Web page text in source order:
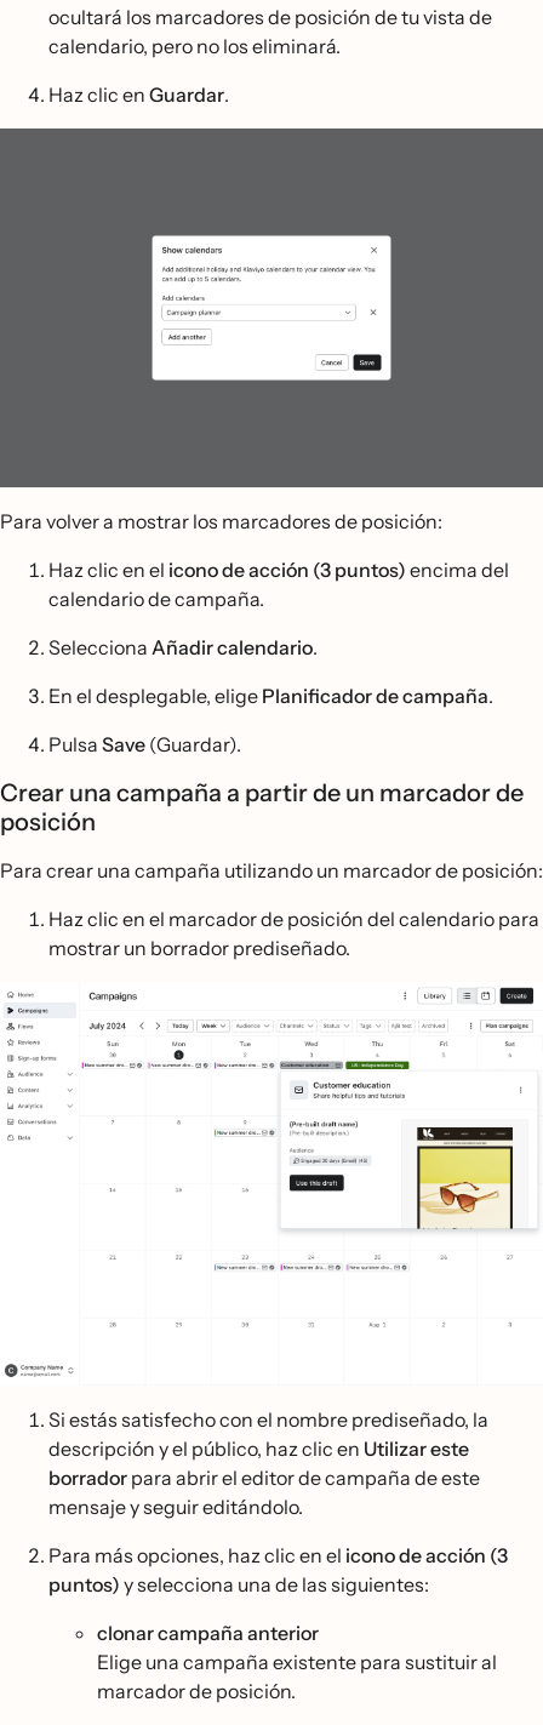
ocultará los marcadores de posición de tu vista de
calendario, pero no los eliminará.
Haz clic en Guardar.
Para volver a mostrar los marcadores de posición:
Haz clic en el icono de acción (3 puntos) encima del
calendario de campaña.
Selecciona Añadir calendario.
En el desplegable, elige Planificador de campaña.
Pulsa Save (Guardar).
Crear una campaña a partir de un marcador de
posición
Para crear una campaña utilizando un marcador de posición:
Haz clic en el marcador de posición del calendario para
mostrar un borrador prediseñado.
Si estás satisfecho con el nombre prediseñado, la
descripción y el público, haz clic en Utilizar este
borrador para abrir el editor de campaña de este
mensaje y seguir editándolo.
Para más opciones, haz clic en el icono de acción (3
puntos) y selecciona una de las siguientes:
clonar campaña anterior
Elige una campaña existente para sustituir al
marcador de posición.